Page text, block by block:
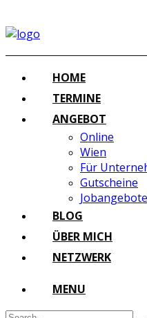
HOME
TERMINE
ANGEBOT
Online
Wien
Für
Gutscheine
Jobangebote
BLOG
ÜBER MICH
NETZWERK
MENU